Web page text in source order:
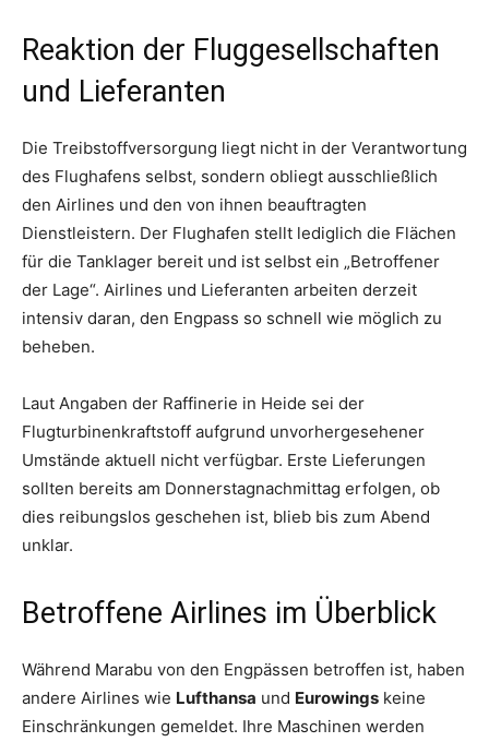
Reaktion der Fluggesellschaften
und Lieferanten
Die Treibstoffversorgung liegt nicht in der Verantwortung
des Flughafens selbst, sondern obliegt ausschließlich
den Airlines und den von ihnen beauftragten
Dienstleistern. Der Flughafen stellt lediglich die Flächen
für die Tanklager bereit und ist selbst ein „Betroffener
der Lage“. Airlines und Lieferanten arbeiten derzeit
intensiv daran, den Engpass so schnell wie möglich zu
beheben.
Laut Angaben der Raffinerie in Heide sei der
Flugturbinenkraftstoff aufgrund unvorhergesehener
Umstände aktuell nicht verfügbar. Erste Lieferungen
sollten bereits am Donnerstagnachmittag erfolgen, ob
dies reibungslos geschehen ist, blieb bis zum Abend
unklar.
Betroffene Airlines im Überblick
Während Marabu von den Engpässen betroffen ist, haben
andere Airlines wie Lufthansa und Eurowings keine
Einschränkungen gemeldet. Ihre Maschinen werden